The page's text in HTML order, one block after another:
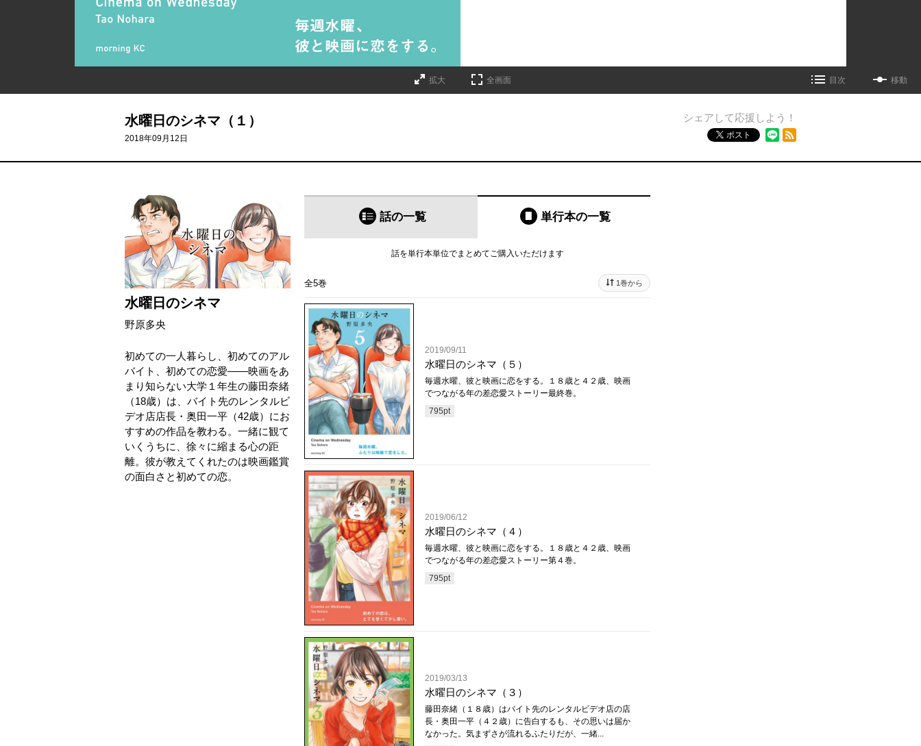
拡大 全画面 目次 移動
水曜日のシネマ（１）
2018年09月12日
シェアして応援しよう！
ポスト
水曜日のシネマ
野原多央
初めての一人暮らし、初めてのアル
バイト、初めての恋愛――映画をあ
まり知らない大学１年生の藤田奈緒
（18歳）は、バイト先のレンタルビ
デオ店店長・奥田一平（42歳）にお
すすめの作品を教わる。一緒に観て
いくうちに、徐々に縮まる心の距
離。彼が教えてくれたのは映画鑑賞
の面白さと初めての恋。
話の一覧 単行本の一覧
話を単行本単位でまとめてご購入いただけます
全5巻 1巻から
2019/09/11
水曜日のシネマ（５）
毎週水曜、彼と映画に恋をする。１８歳と４２歳、映画
でつながる年の差恋愛ストーリー最終巻。
795pt
2019/06/12
水曜日のシネマ（４）
毎週水曜、彼と映画に恋をする。１８歳と４２歳、映画
でつながる年の差恋愛ストーリー第４巻。
795pt
2019/03/13
水曜日のシネマ（３）
藤田奈緒（１８歳）はバイト先のレンタルビデオ店の店
長・奥田一平（４２歳）に告白するも、その思いは届か
なかった。気まずさが流れるふたりだが、一緒...